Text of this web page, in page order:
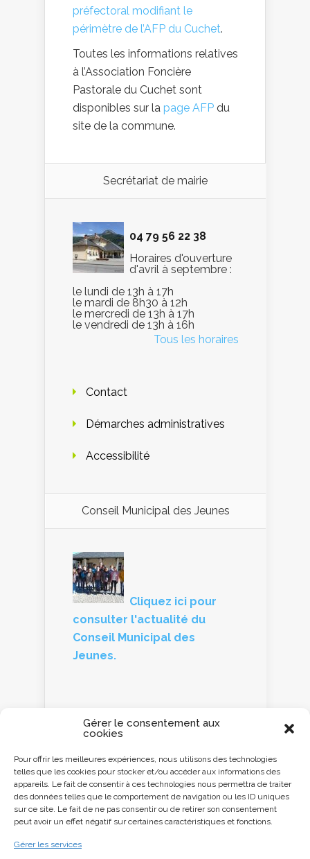
Gérer le consentement aux
cookies
Pour offrir les meilleures expériences, nous utilisons des technologies
telles que les cookies pour stocker et/ou accéder aux informations des
appareils. Le fait de consentir à ces technologies nous permettra de traiter
des données telles que le comportement de navigation ou les ID uniques
sur ce site. Le fait de ne pas consentir ou de retirer son consentement
peut avoir un effet négatif sur certaines caractéristiques et fonctions.
Gérer les services
préfectoral modifiant le
périmètre de l’AFP du Cuchet.
Toutes les informations relatives
à l’Association Foncière
Pastorale du Cuchet sont
disponibles sur la page AFP du
site de la commune.
Secrétariat de mairie
04 79 56 22 38
Horaires d'ouverture
d'avril à septembre :
le lundi de 13h à 17h
le mardi de 8h30 à 12h
le mercredi de 13h à 17h
le vendredi de 13h à 16h
Tous les horaires
Contact
Démarches administratives
Accessibilité
Conseil Municipal des Jeunes
Cliquez ici pour
consulter l'actualité du
Conseil Municipal des
Jeunes.
Panneau d'information
Cliquez ici ou
scannez le QR code
avec votre
Smartphone pour
accéder au panneau
commune.